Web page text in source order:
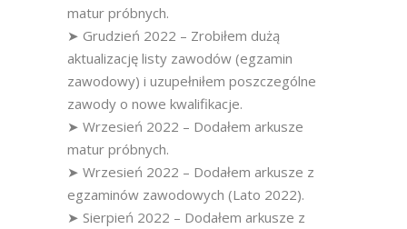
matur próbnych.
➤ Grudzień 2022 – Zrobiłem dużą
aktualizację listy zawodów (egzamin
zawodowy) i uzupełniłem poszczególne
zawody o nowe kwalifikacje.
➤ Wrzesień 2022 – Dodałem arkusze
matur próbnych.
➤ Wrzesień 2022 – Dodałem arkusze z
egzaminów zawodowych (Lato 2022).
➤ Sierpień 2022 – Dodałem arkusze z